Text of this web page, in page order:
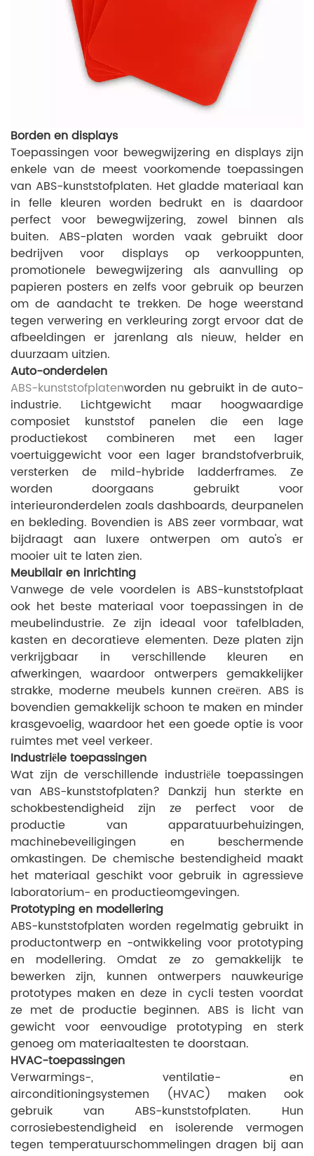
Borden en displays
Toepassingen voor bewegwijzering en displays zijn
enkele van de meest voorkomende toepassingen
van ABS-kunststofplaten. Het gladde materiaal kan
in felle kleuren worden bedrukt en is daardoor
perfect voor bewegwijzering, zowel binnen als
buiten. ABS-platen worden vaak gebruikt door
bedrijven voor displays op verkooppunten,
promotionele bewegwijzering als aanvulling op
papieren posters en zelfs voor gebruik op beurzen
om de aandacht te trekken. De hoge weerstand
tegen verwering en verkleuring zorgt ervoor dat de
afbeeldingen er jarenlang als nieuw, helder en
duurzaam uitzien.
Auto-onderdelen
ABS-kunststofplatenworden nu gebruikt in de auto-
industrie. Lichtgewicht maar hoogwaardige
composiet kunststof panelen die een lage
productiekost combineren met een lager
voertuiggewicht voor een lager brandstofverbruik,
versterken de mild-hybride ladderframes. Ze
worden doorgaans gebruikt voor
interieuronderdelen zoals dashboards, deurpanelen
en bekleding. Bovendien is ABS zeer vormbaar, wat
bijdraagt ​​aan luxere ontwerpen om auto's er
mooier uit te laten zien.
Meubilair en inrichting
Vanwege de vele voordelen is ABS-kunststofplaat
ook het beste materiaal voor toepassingen in de
meubelindustrie. Ze zijn ideaal voor tafelbladen,
kasten en decoratieve elementen. Deze platen zijn
verkrijgbaar in verschillende kleuren en
afwerkingen, waardoor ontwerpers gemakkelijker
strakke, moderne meubels kunnen creëren. ABS is
bovendien gemakkelijk schoon te maken en minder
krasgevoelig, waardoor het een goede optie is voor
ruimtes met veel verkeer.
Industriële toepassingen
Wat zijn de verschillende industriële toepassingen
van ABS-kunststofplaten? Dankzij hun sterkte en
schokbestendigheid zijn ze perfect voor de
productie van apparatuurbehuizingen,
machinebeveiligingen en beschermende
omkastingen. De chemische bestendigheid maakt
het materiaal geschikt voor gebruik in agressieve
laboratorium- en productieomgevingen.
Prototyping en modellering
ABS-kunststofplaten worden regelmatig gebruikt in
productontwerp en -ontwikkeling voor prototyping
en modellering. Omdat ze zo gemakkelijk te
bewerken zijn, kunnen ontwerpers nauwkeurige
prototypes maken en deze in cycli testen voordat
ze met de productie beginnen. ABS is licht van
gewicht voor eenvoudige prototyping en sterk
genoeg om materiaaltesten te doorstaan.
HVAC-toepassingen
Verwarmings-, ventilatie- en
airconditioningsystemen (HVAC) maken ook
gebruik van ABS-kunststofplaten. Hun
corrosiebestendigheid en isolerende vermogen
tegen temperatuurschommelingen dragen bij aan